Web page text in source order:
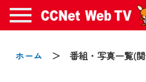
ホーム ＞ 番組・写真一覧(関
お知